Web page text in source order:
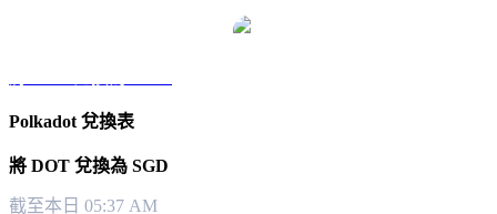
Polkadot 兌換表
將 DOT 兌換為 SGD
截至本日 05:37 AM